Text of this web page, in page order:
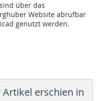
über das
Website abrufbar
genutzt werden.
Artikel erschien in